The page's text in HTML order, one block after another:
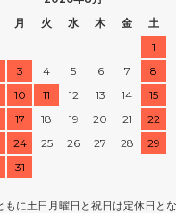
月 火 水 木 金
土
1
3 4 5 6 7
8
10 11 12 13 14
15
17 18 19 20 21
22
24 25 26 27 28
29
31
に土日月曜日と祝日は定休日とな